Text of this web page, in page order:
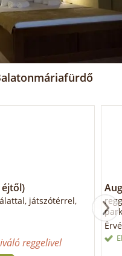
éjtől)
játszótérrel,
reggelivel